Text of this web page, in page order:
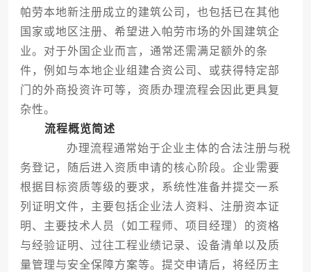
帕劳本地新注册成立的建筑公司，也包括已在其他
国家或地区注册、希望进入帕劳市场的外国建筑企
业。对于外国企业而言，通常还需满足额外的条
件，例如与本地企业组建合资公司、或获得特定部
门的外商投资许可等，资质办理流程会因此更具复
杂性。
流程概览简述
办理流程通常始于企业主体的合法注册与税
务登记，随后进入资质申请的核心阶段。企业需要
根据目标资质等级的要求，系统性准备并提交一系
列证明文件，主要包括企业法人资料、注册资本证
明、主要技术人员（如工程师、项目经理）的资格
与经验证明、过往工程业绩记录、设备清单以及质
量管理与安全保障方案等。提交申请后，将经历主